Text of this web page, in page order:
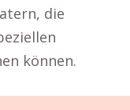
die
können.